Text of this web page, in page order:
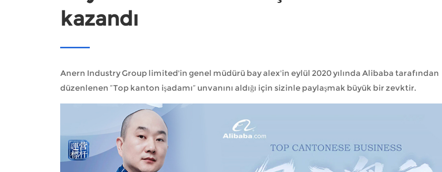
kazandı
Anern Industry Group limited'in genel müdürü bay alex'in eylül 2020 yılında Alibaba tarafından
düzenlenen “Top kanton işadamı” unvanını aldığı için sizinle paylaşmak büyük bir zevktir.